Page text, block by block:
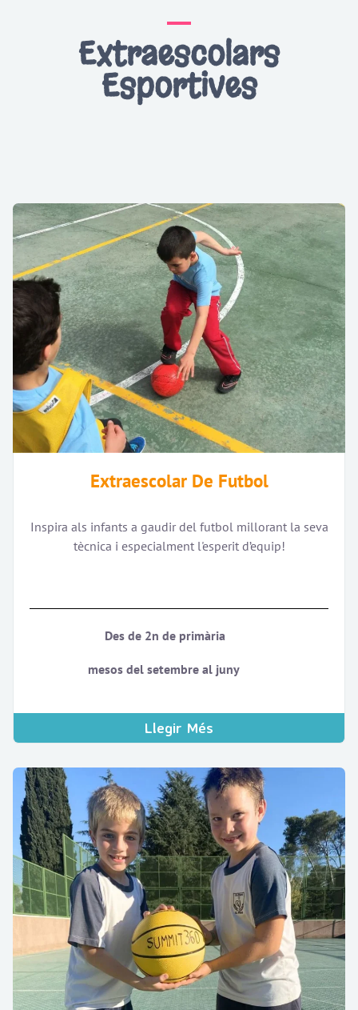
Extraescolars
Esportives
Extraescolar De Futbol
Inspira als infants a gaudir del futbol millorant la seva
tècnica i especialment l'esperit d’equip!
Des de 2n de primària
mesos del setembre al juny
Llegir Més